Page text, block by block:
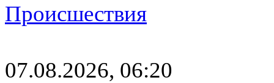
Происшествия
07.08.2026, 06:20